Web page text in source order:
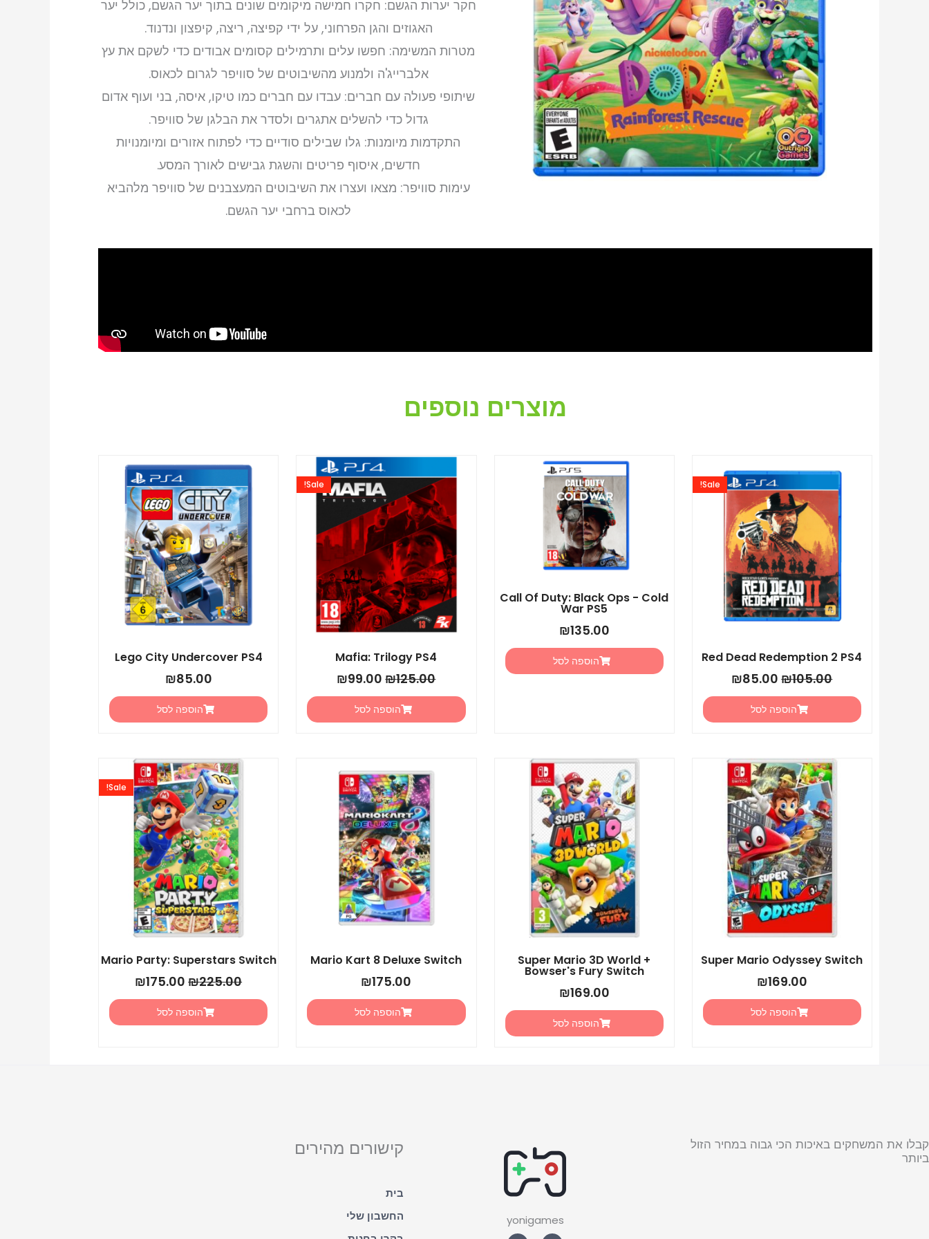
ps5
חקר יערות הגשם: חקרו חמישה מיקומים שונים בתוך יער הגשם, כולל יער
האגוזים והגן הפרחוני, על ידי קפיצה, ריצה, קיפצון ונדנוד.
מטרות המשימה: חפשו עלים ותרמילים קסומים אבודים כדי לשקם את עץ
אלברייג'ה ולמנוע מהשיבוטים של סוויפר לגרום לכאוס.
שיתופי פעולה עם חברים: עבדו עם חברים כמו טיקו, איסה, בני ועוף אדום
גדול כדי להשלים אתגרים ולסדר את הבלגן של סוויפר.
התקדמות מיומנות: גלו שבילים סודיים כדי לפתוח אזורים ומיומנויות
חדשים, איסוף פריטים והשגת גבישים לאורך המסע.
עימות סוויפר: מצאו ועצרו את השיבוטים המעצבנים של סוויפר מלהביא
לכאוס ברחבי יער הגשם.
מוצרים נוספים
Red Dead Redemption 2 PS4
Sale!
₪105.00
המקורי
היה:
₪105.00.
₪85.00
הנוכחי
הוא:
₪85.00.
הוספה לסל
Call Of Duty: Black Ops - Cold
War PS5
₪135.00
הוספה לסל Mafia: Trilogy PS4
Sale!
₪125.00
המחיר
המקורי
היה:
₪125.00.
₪99.00
המחיר
הנוכחי
הוא:
₪99.00.
הוספה לסל
Lego City Undercover PS4
₪85.00
הוספה לסל
Super Mario Odyssey Switch
₪169.00
הוספה לסל
Super Mario 3D World +
Bowser's Fury Switch
₪169.00
הוספה לסל
Mario Kart 8 Deluxe Switch
₪175.00
הוספה לסל
Mario Party: Superstars Switch
Sale!
₪225.00
המחיר
המקורי
היה:
₪225.00.
₪175.00
המחיר
הנוכחי
הוא:
₪175.00.
הוספה לסל
קבלו את המשחקים באיכות הכי גבוה במחיר הזול
ביותר
yonigames
קישורים מהירים
בית
החשבון שלי